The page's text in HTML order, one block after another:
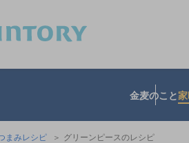
金麦のこと
まみレシピ グリーンピースのレシピ